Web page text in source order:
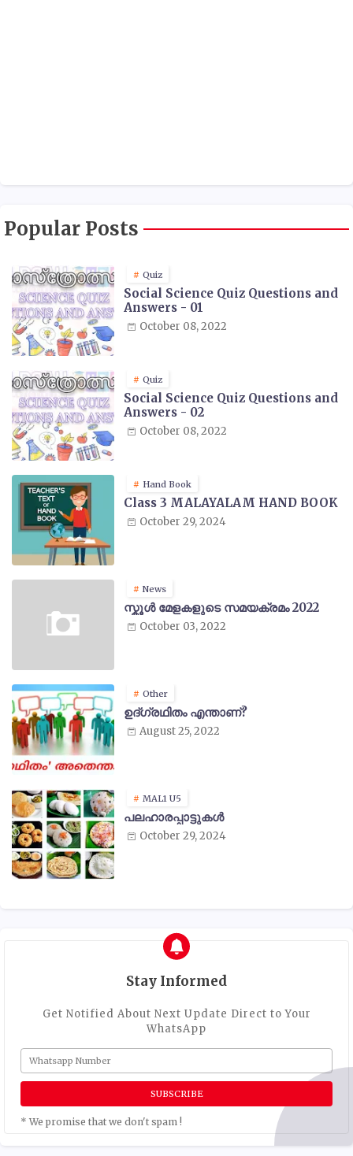
Popular Posts
Quiz
Social Science Quiz Questions and
Answers - 01
October 08, 2022
Quiz
Social Science Quiz Questions and
Answers - 02
October 08, 2022
Hand Book
Class 3 MALAYALAM HAND BOOK
October 29, 2024
News
സ്കൂൾ മേളകളുടെ സമയക്രമം 2022
October 03, 2022
Other
ഉദ്ഗ്രഥിതം എന്താണ്?
August 25, 2022
MAL1 U5
പലഹാരപ്പാട്ടുകൾ
October 29, 2024
Stay Informed
Get Notified About Next Update Direct to Your
WhatsApp
* We promise that we don't spam !